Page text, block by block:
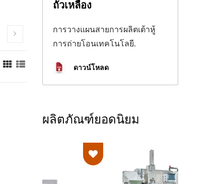
ถั่วเหลือง
การวางแผนสายการผลิตเต้าหู้
การถ่ายโอนเทคโนโลยี.
ดาวน์โหลด
ผลิตภัณฑ์ยอดนิยม